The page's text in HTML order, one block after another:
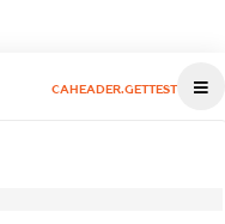
CAHEADER.GETTEST